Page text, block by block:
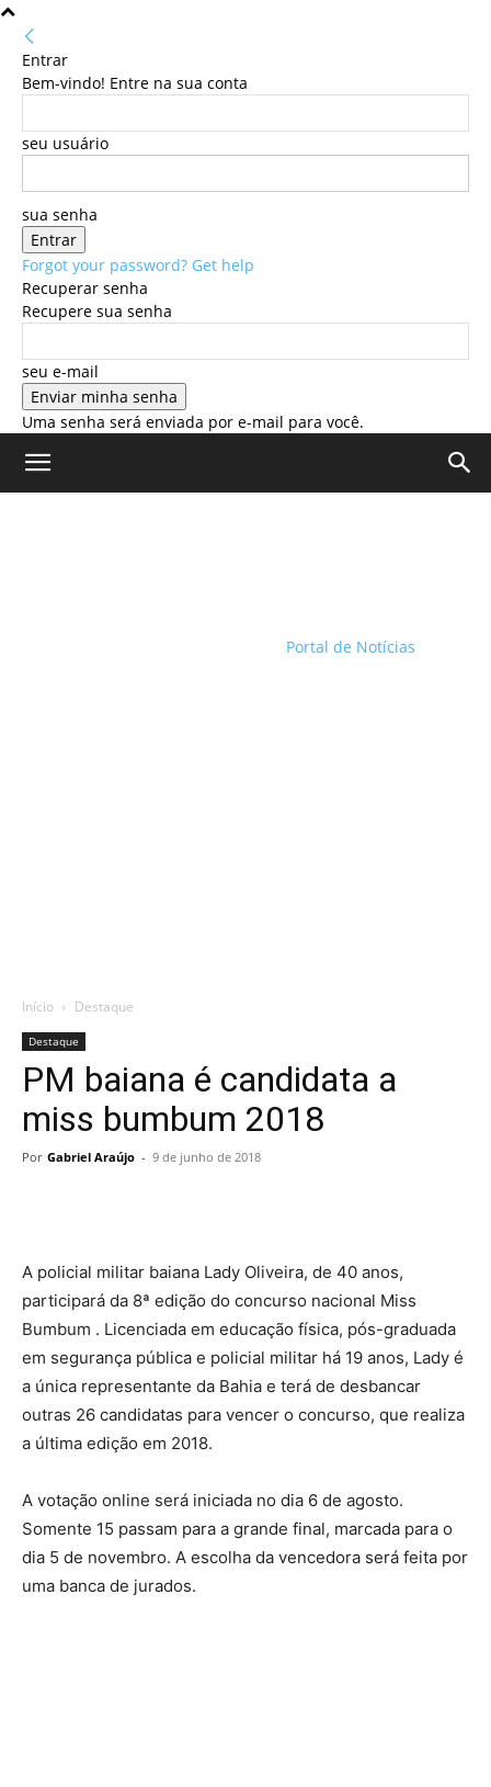
Entrar
Bem-vindo! Entre na sua conta
seu usuário
sua senha
Forgot your password? Get help
Recuperar senha
Recupere sua senha
seu e-mail
Uma senha será enviada por e-mail para você.
Portal de Notícias
Início Destaque
Destaque
PM baiana é candidata a
miss bumbum 2018
Por Gabriel Araújo - 9 de junho de 2018
A policial militar baiana Lady Oliveira, de 40 anos,
participará da 8ª edição do concurso nacional Miss
Bumbum . Licenciada em educação física, pós-graduada
em segurança pública e policial militar há 19 anos, Lady é
a única representante da Bahia e terá de desbancar
outras 26 candidatas para vencer o concurso, que realiza
a última edição em 2018.
A votação online será iniciada no dia 6 de agosto.
Somente 15 passam para a grande final, marcada para o
dia 5 de novembro. A escolha da vencedora será feita por
uma banca de jurados.